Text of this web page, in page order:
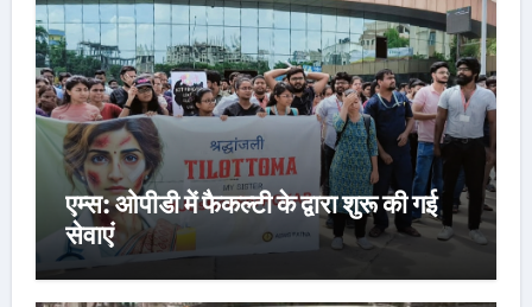
एम्स: ओपीडी में फैकल्टी के द्वारा शुरू की गई
सेवाएं